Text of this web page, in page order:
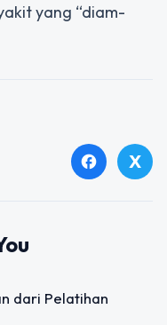
yang “diam-
facebook X